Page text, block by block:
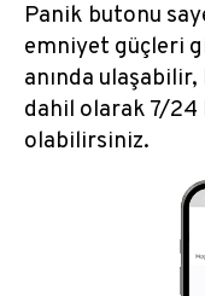
Panik butonu
emniyet güçleri
anında
dahil olarak 7/24
olabilirsiniz.